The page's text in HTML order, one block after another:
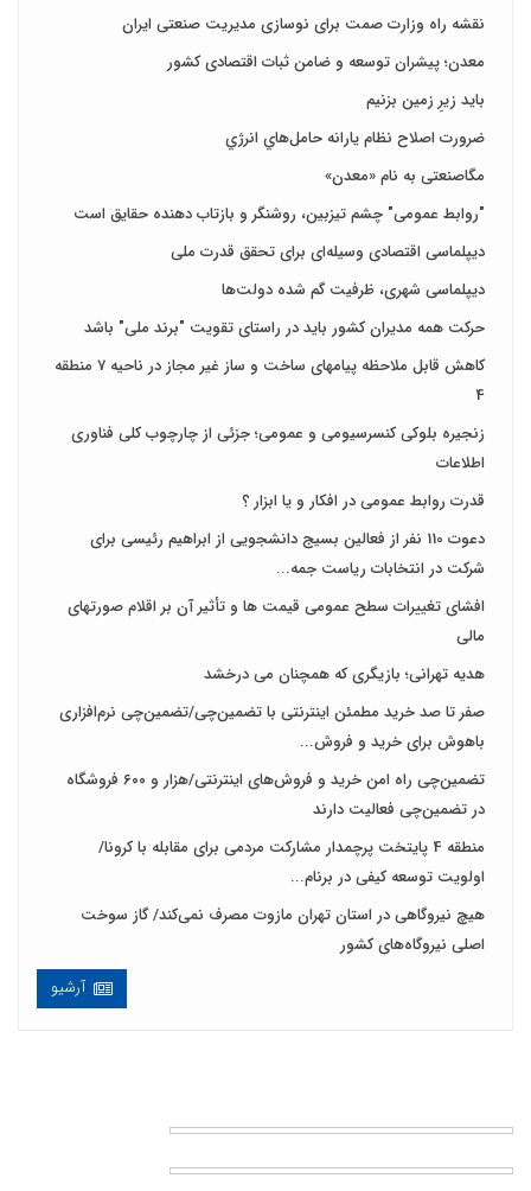
نقشه راه وزارت صمت برای نوسازی مدیریت صنعتی ایران
معدن؛ پیشران توسعه و ضامن ثبات اقتصادی کشور
باید زیرِ زمین بزنیم
ضرورت اصلاح نظام يارانه حامل‌هاي انرژي
مگاصنعتی به نام «معدن»
"روابط عمومی" چشم تیزبین، روشنگر و بازتاب دهنده حقایق است
دیپلماسی اقتصادی وسیله‌ای برای تحقق قدرت ملی
دیپلماسی شهری، ظرفیت گم شده دولت‌ها
حرکت همه مدیران کشور باید در راستای تقویت "برند ملی" باشد
کاهش قابل ملاحظه پیامهای ساخت و ساز غیر مجاز در ناحیه 7 منطقه
4
زنجیره بلوکی کنسرسیومی و عمومی؛ جزئی از چارچوب کلی فناوری
اطلاعات
قدرت روابط عمومی در افکار و یا ابزار ؟
دعوت 110 نفر از فعالین بسیج دانشجویی از ابراهیم رئیسی برای
شرکت در انتخابات ریاست جمه...
افشای تغییرات سطح عمومی قیمت ها و تأثیر آن بر اقلام صورتهای
مالی
هدیه تهرانی؛ بازیگری که همچنان می درخشد
صفر تا صد خرید مطمئن اینترنتی با تضمین‌چی/تضمین‌چی نرم‌افزاری
باهوش برای خرید و فروش‌...
تضمین‌چی راه امن خرید و فروش‌های اینترنتی/هزار و ۶۰۰ فروشگاه
در تضمین‌چی فعالیت دارند
منطقه 4 پایتخت پرچمدار مشارکت مردمی برای مقابله با کرونا/
اولویت توسعه کیفی در برنام...
هیچ نیروگاهی در استان تهران مازوت مصرف نمی‌کند/ گاز سوخت
اصلی نیروگاه‌های کشور
آرشیو